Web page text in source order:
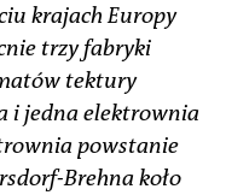
krajach Europy
trzy fabryki
tektury
i jedna elektrownia
powstanie
Brehna koło